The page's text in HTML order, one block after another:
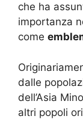
che ha
importanza
come
dalle
dell’Asia
altri popoli